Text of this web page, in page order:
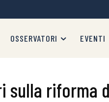
OSSERVATORI EVENTI
sulla riforma